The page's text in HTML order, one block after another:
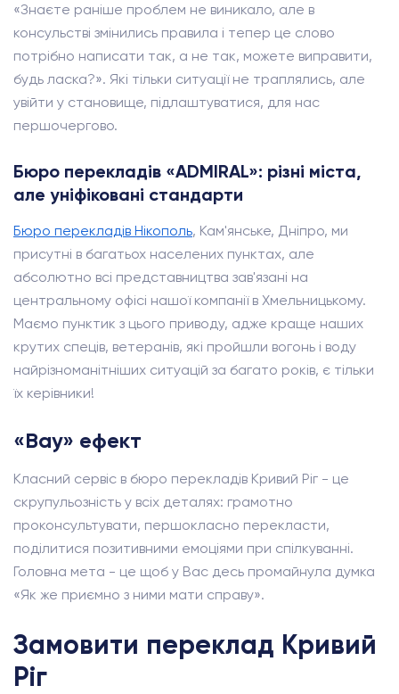
«Знаєте раніше проблем не виникало, але в
консульстві змінились правила і тепер це слово
потрібно написати так, а не так, можете виправити,
будь ласка?». Які тільки ситуації не траплялись, але
увійти у становище, підлаштуватися, для нас
першочергово.
Бюро перекладів «ADMIRAL»: різні міста,
але уніфіковані стандарти
Бюро перекладів Нікополь, Кам'янське, Дніпро, ми
присутні в багатьох населених пунктах, але
абсолютно всі представництва зав'язані на
центральному офісі нашої компанії в Хмельницькому.
Маємо пунктик з цього приводу, адже краще наших
крутих спеців, ветеранів, які пройшли вогонь і воду
найрізноманітніших ситуацій за багато років, є тільки
їх керівники!
«Вау» ефект
Класний сервіс в бюро перекладів Кривий Ріг - це
скрупульозність у всіх деталях: грамотно
проконсультувати, першокласно перекласти,
поділитися позитивними емоціями при спілкуванні.
Головна мета - це щоб у Вас десь промайнула думка
«Як же приємно з ними мати справу».
Замовити переклад Кривий
Ріг